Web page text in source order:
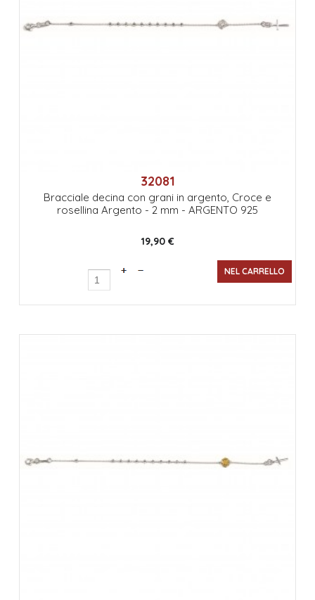
32081
Bracciale decina con grani in argento, Croce e
rosellina Argento - 2 mm - ARGENTO 925
19,90 €